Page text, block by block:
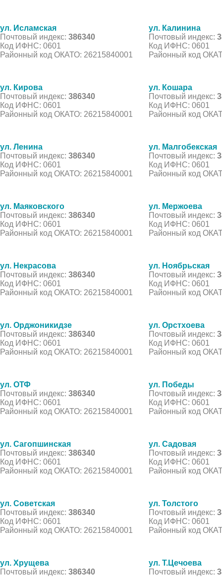
ул. Исламская
Почтовый индекс: 386340
Код ИФНС: 0601
Районный код ОКАТО: 26215840001
ул. Калинина
Почтовый индекс:
Код ИФНС: 0601
Районный код
ул. Кирова
Почтовый индекс: 386340
Код ИФНС: 0601
Районный код ОКАТО: 26215840001
ул. Кошара
Почтовый индекс:
Код ИФНС: 0601
Районный код
ул. Ленина
Почтовый индекс: 386340
Код ИФНС: 0601
Районный код ОКАТО: 26215840001
ул. Малгобекская
Почтовый индекс:
Код ИФНС: 0601
Районный код
ул. Маяковского
Почтовый индекс: 386340
Код ИФНС: 0601
Районный код ОКАТО: 26215840001
ул. Мержоева
Почтовый индекс:
Код ИФНС: 0601
Районный код
ул. Некрасова
Почтовый индекс: 386340
Код ИФНС: 0601
Районный код ОКАТО: 26215840001
ул. Ноябрьская
Почтовый индекс:
Код ИФНС: 0601
Районный код
ул. Орджоникидзе
Почтовый индекс: 386340
Код ИФНС: 0601
Районный код ОКАТО: 26215840001
ул. Орстхоева
Почтовый индекс:
Код ИФНС: 0601
Районный код
ул. ОТФ
Почтовый индекс: 386340
Код ИФНС: 0601
Районный код ОКАТО: 26215840001
ул. Победы
Почтовый индекс:
Код ИФНС: 0601
Районный код
ул. Сагопшинская
Почтовый индекс: 386340
Код ИФНС: 0601
Районный код ОКАТО: 26215840001
ул. Садовая
Почтовый индекс:
Код ИФНС: 0601
Районный код
ул. Советская
Почтовый индекс: 386340
Код ИФНС: 0601
Районный код ОКАТО: 26215840001
ул. Толстого
Почтовый индекс:
Код ИФНС: 0601
Районный код
ул. Хрущева
Почтовый индекс: 386340
ул. Т.Цечоева
Почтовый индекс: